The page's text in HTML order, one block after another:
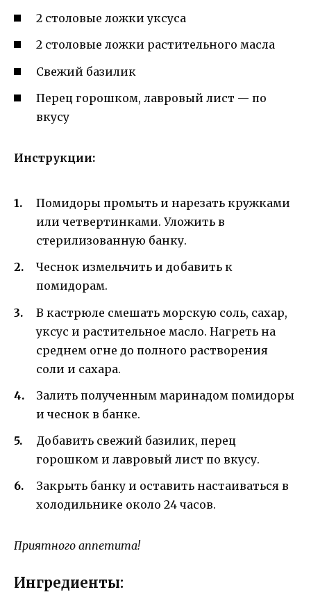
2 столовые ложки уксуса
2 столовые ложки растительного масла
Свежий базилик
Перец горошком, лавровый лист — по
вкусу
Инструкции:
Помидоры промыть и нарезать кружками
или четвертинками. Уложить в
стерилизованную банку.
Чеснок измельчить и добавить к
помидорам.
В кастрюле смешать морскую соль, сахар,
уксус и растительное масло. Нагреть на
среднем огне до полного растворения
соли и сахара.
Залить полученным маринадом помидоры
и чеснок в банке.
Добавить свежий базилик, перец
горошком и лавровый лист по вкусу.
Закрыть банку и оставить настаиваться в
холодильнике около 24 часов.
Приятного аппетита!
Ингредиенты: